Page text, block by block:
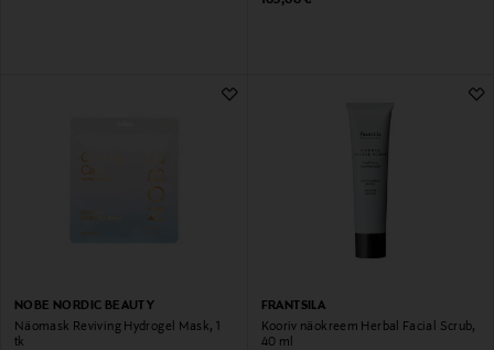
NOBE NORDIC BEAUTY
Näomask Reviving Hydrogel Mask, 1
tk
FRANTSILA
Kooriv näokreem Herbal Facial Scrub,
40 ml